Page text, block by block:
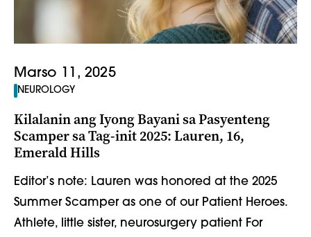
Marso 11, 2025
NEUROLOGY
Kilalanin ang Iyong Bayani sa Pasyenteng
Scamper sa Tag-init 2025: Lauren, 16,
Emerald Hills
Editor’s note: Lauren was honored at the 2025
Summer Scamper as one of our Patient Heroes.
Athlete, little sister, neurosurgery patient For